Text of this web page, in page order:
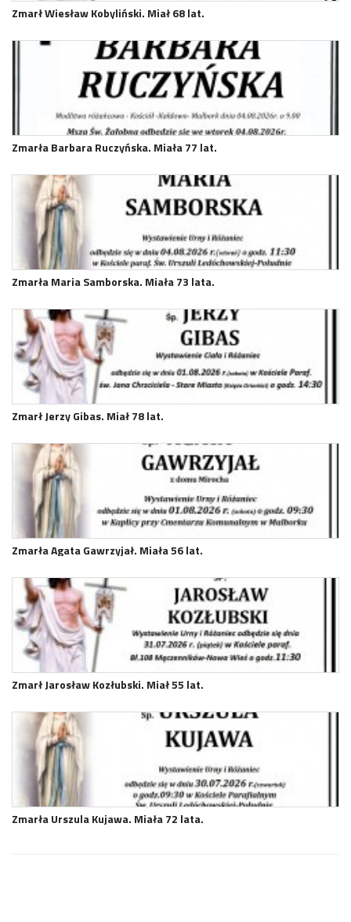
Zmarł Wiesław Kobyliński. Miał 68 lat.
Zmarła Barbara Ruczyńska. Miała 77 lat.
Zmarła Maria Samborska. Miała 73 lata.
Zmarł Jerzy Gibas. Miał 78 lat.
Zmarła Agata Gawrzyjał. Miała 56 lat.
Zmarł Jarosław Kozłubski. Miał 55 lat.
Zmarła Urszula Kujawa. Miała 72 lata.